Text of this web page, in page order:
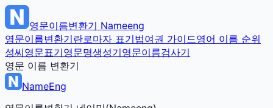
영문이름변환기 Nameeng
영문이름변환기란로마자 표기법여권 가이드영어 이름 순위
성씨영문표기영문명생성기영문이름검사기
영문 이름 변환기
NameEng